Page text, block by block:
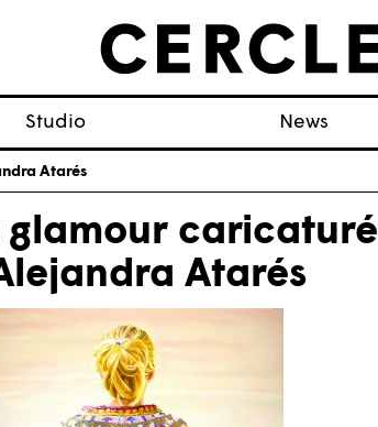
Studio News
Atarés
glamour caricaturé
Atarés